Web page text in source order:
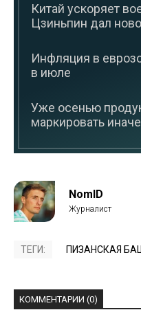
Китай ускоряет
Цзиньпин дал
Инфляция в
в июле
Уже осенью
маркировать
NomID
ТЕГИ: ПИЗАНСКАЯ
КОММЕНТАРИИ (0)